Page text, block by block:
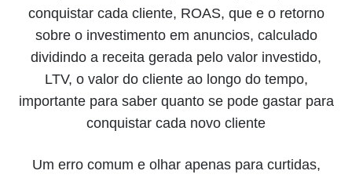
conquistar cada cliente, ROAS, que e o retorno
sobre o investimento em anuncios, calculado
dividindo a receita gerada pelo valor investido,
LTV, o valor do cliente ao longo do tempo,
importante para saber quanto se pode gastar para
conquistar cada novo cliente
Um erro comum e olhar apenas para curtidas,